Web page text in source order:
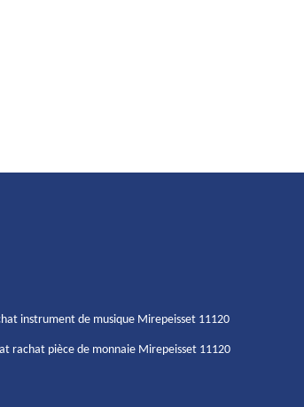
instrument de musique Mirepeisset 11120
rachat pièce de monnaie Mirepeisset 11120